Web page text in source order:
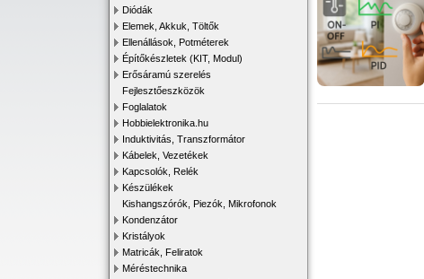
Diódák
Elemek, Akkuk, Töltők
Ellenállások, Potméterek
Építőkészletek (KIT, Modul)
Erősáramú szerelés
Fejlesztőeszközök
Foglalatok
Hobbielektronika.hu
Induktivitás, Transzformátor
Kábelek, Vezetékek
Kapcsolók, Relék
Készülékek
Kishangszórók, Piezók, Mikrofonok
Kondenzátor
Kristályok
Matricák, Feliratok
Méréstechnika